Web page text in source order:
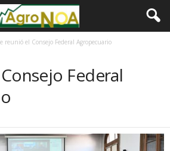
reunió el Consejo Federal Agropecuario
Federal